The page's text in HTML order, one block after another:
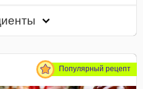
Популярный рецепт